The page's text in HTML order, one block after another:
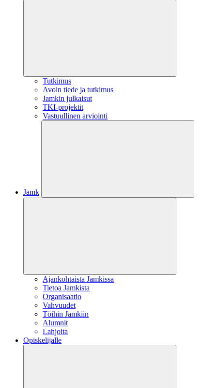
Tutkimus
Avoin tiede ja tutkimus
Jamkin julkaisut
TKI-projektit
Vastuullinen arviointi
Jamk
Ajankohtaista Jamkissa
Tietoa Jamkista
Organisaatio
Vahvuudet
Töihin Jamkiin
Alumnit
Lahjoita
Opiskelijalle